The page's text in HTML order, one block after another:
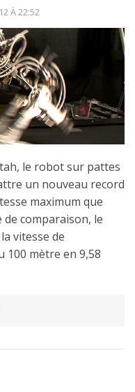
À22:52
le robot sur pattes
un nouveau record
maximum que
de comparaison, le
vitesse de
100 mètre en 9,58